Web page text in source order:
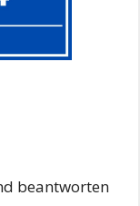
beantworten